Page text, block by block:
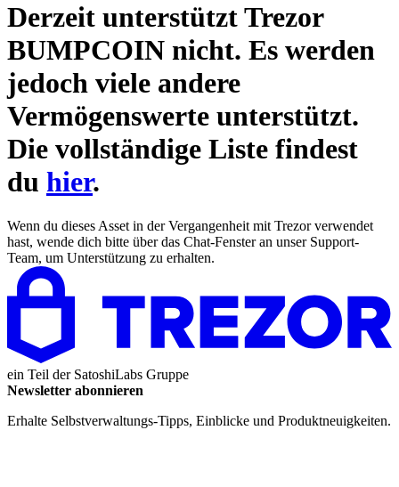
Derzeit unterstützt Trezor
BUMPCOIN nicht. Es werden
jedoch viele andere
Vermögenswerte unterstützt.
Die vollständige Liste findest
du hier.
Wenn du dieses Asset in der Vergangenheit mit Trezor verwendet
hast, wende dich bitte über das Chat-Fenster an unser Support-
Team, um Unterstützung zu erhalten.
ein Teil der SatoshiLabs Gruppe
Newsletter abonnieren
Erhalte Selbstverwaltungs-Tipps, Einblicke und Produktneuigkeiten.